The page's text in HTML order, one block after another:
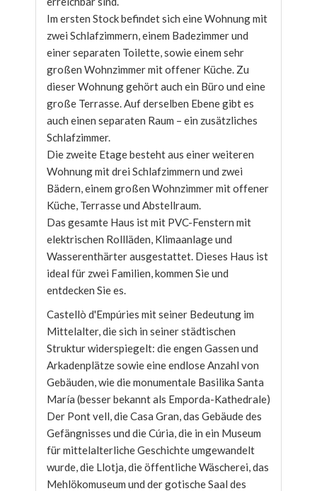
Im ersten Stock befindet sich eine Wohnung mit
zwei Schlafzimmern, einem Badezimmer und
einer separaten Toilette, sowie einem sehr
großen Wohnzimmer mit offener Küche. Zu
dieser Wohnung gehört auch ein Büro und eine
große Terrasse. Auf derselben Ebene gibt es
auch einen separaten Raum – ein zusätzliches
Schlafzimmer.
Die zweite Etage besteht aus einer weiteren
Wohnung mit drei Schlafzimmern und zwei
Bädern, einem großen Wohnzimmer mit offener
Küche, Terrasse und Abstellraum.
Das gesamte Haus ist mit PVC-Fenstern mit
elektrischen Rollläden, Klimaanlage und
Wasserenthärter ausgestattet. Dieses Haus ist
ideal für zwei Familien, kommen Sie und
entdecken Sie es.
Castellò d'Empúries mit seiner Bedeutung im
Mittelalter, die sich in seiner städtischen
Struktur widerspiegelt: die engen Gassen und
Arkadenplätze sowie eine endlose Anzahl von
Gebäuden, wie die monumentale Basilika Santa
María (besser bekannt als Emporda-Kathedrale)
Der Pont vell, die Casa Gran, das Gebäude des
Gefängnisses und die Cúria, die in ein Museum
für mittelalterliche Geschichte umgewandelt
wurde, die Llotja, die öffentliche Wäscherei, das
Mehlökomuseum und der gotische Saal des